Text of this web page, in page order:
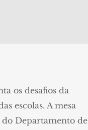
os desafios da
escolas. A mesa
Departamento de